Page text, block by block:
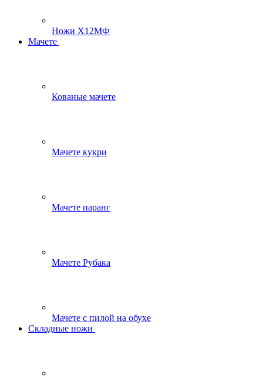
Ножи Х12МФ
Мачете
Кованые мачете
Мачете кукри
Мачете паранг
Мачете Рубака
Мачете с пилой на обухе
Складные ножи